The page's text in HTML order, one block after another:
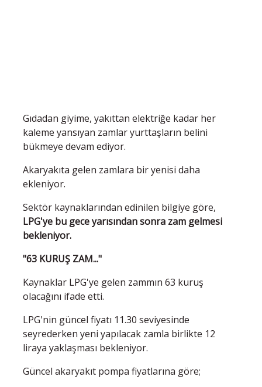
Gıdadan giyime, yakıttan elektriğe kadar her
kaleme yansıyan zamlar yurttaşların belini
bükmeye devam ediyor.
Akaryakıta gelen zamlara bir yenisi daha
ekleniyor.
Sektör kaynaklarından edinilen bilgiye göre,
LPG'ye bu gece yarısından sonra zam gelmesi
bekleniyor.
"63 KURUŞ ZAM..."
Kaynaklar LPG'ye gelen zammın 63 kuruş
olacağını ifade etti.
LPG'nin güncel fiyatı 11.30 seviyesinde
seyrederken yeni yapılacak zamla birlikte 12
liraya yaklaşması bekleniyor.
Güncel akaryakıt pompa fiyatlarına göre;